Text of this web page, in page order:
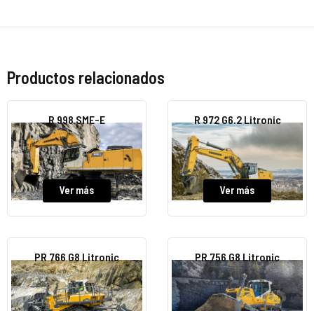
Productos relacionados
R 998 SME-E
Ver más
R 972 G6.2 Litronic
Ver más
PR 766 G8 Litronic PR 756 G8 Litronic